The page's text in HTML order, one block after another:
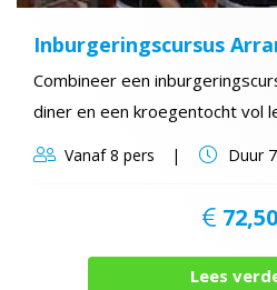
Inburgeringscursus
Combineer een
diner en een kroegentocht vol
Vanaf8 pers Duur
72,50
Lees